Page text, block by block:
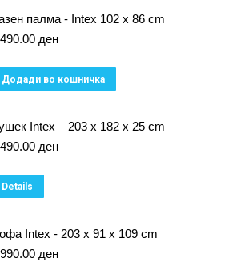
палма - Intex 102 x 86 cm
ден
Додади во кошничка
Intex – 203 x 182 x 25 cm
ден
Details
Intex - 203 x 91 x 109 cm
ден